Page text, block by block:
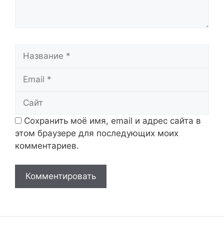
Сохранить моё имя, email и адрес сайта в
этом браузере для последующих моих
комментариев.